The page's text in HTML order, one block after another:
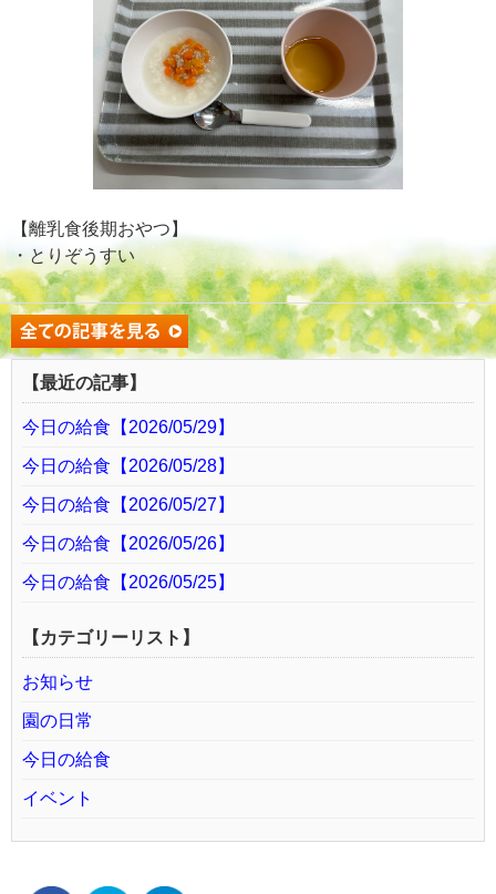
【離乳食後期おやつ】
・とりぞうすい
【最近の記事】
今日の給食【2026/05/29】
今日の給食【2026/05/28】
今日の給食【2026/05/27】
今日の給食【2026/05/26】
今日の給食【2026/05/25】
【カテゴリーリスト】
お知らせ
園の日常
今日の給食
イベント